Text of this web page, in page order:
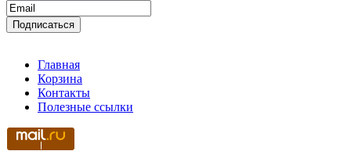
Главная
Корзина
Контакты
Полезные ссылки